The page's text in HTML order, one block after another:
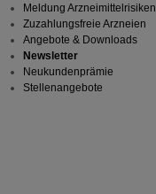
Meldung Arzneimittelrisiken
Zuzahlungsfreie Arzneien
Angebote & Downloads
Newsletter
Neukundenprämie
Stellenangebote